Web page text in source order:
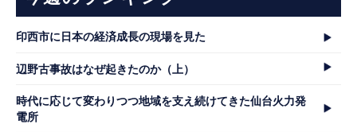
印西市に日本の経済成長の現場を見た
辺野古事故はなぜ起きたのか（上）
時代に応じて変わりつつ地域を支え続けてきた仙台火力発
電所